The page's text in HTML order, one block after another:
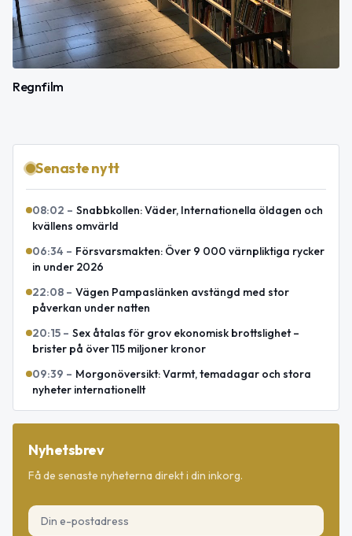
Regnfilm
Senaste nytt
08:02 – Snabbkollen: Väder, Internationella öldagen och
kvällens omvärld
06:34 – Försvarsmakten: Över 9 000 värnpliktiga rycker
in under 2026
22:08 – Vägen Pampaslänken avstängd med stor
påverkan under natten
20:15 – Sex åtalas för grov ekonomisk brottslighet –
brister på över 115 miljoner kronor
09:39 – Morgonöversikt: Varmt, temadagar och stora
nyheter internationellt
Nyhetsbrev
Få de senaste nyheterna direkt i din inkorg.